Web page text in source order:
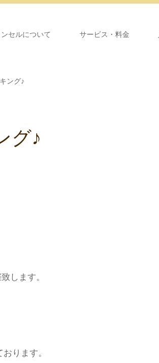
セルについて サービス・料金
ング♪
グ♪
します。
ります。